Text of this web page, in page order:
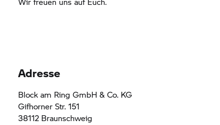
Adresse
Block am Ring GmbH & Co. KG
Gifhorner Str. 151
38112 Braunschweig